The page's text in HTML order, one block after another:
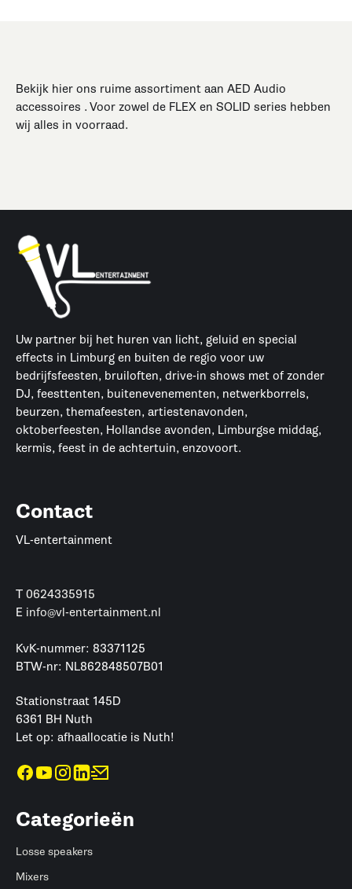
Bekijk hier ons ruime assortiment aan AED Audio
accessoires . Voor zowel de FLEX en SOLID series hebben
wij alles in voorraad.
Uw partner bij het huren van licht, geluid en special
effects in Limburg en buiten de regio voor uw
bedrijfsfeesten, bruiloften, drive-in shows met of zonder
DJ, feesttenten, buitenevenementen, netwerkborrels,
beurzen, themafeesten, artiestenavonden,
oktoberfeesten, Hollandse avonden, Limburgse middag,
kermis, feest in de achtertuin, enzovoort.
Contact
VL-entertainment
T 0624335915
E info@vl-entertainment.nl
KvK-nummer: 83371125
BTW-nr: NL862848507B01
Stationstraat 145D
6361 BH Nuth
Let op: afhaallocatie is Nuth!
Categorieën
Losse speakers
Mixers